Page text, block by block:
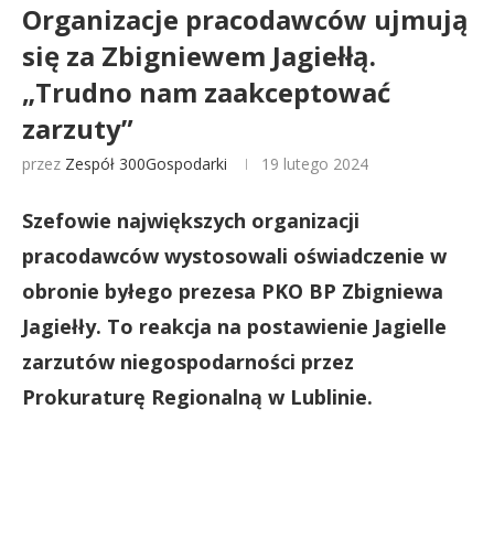
Organizacje pracodawców ujmują
się za Zbigniewem Jagiełłą.
„Trudno nam zaakceptować
zarzuty”
przez Zespół 300Gospodarki 19 lutego 2024
Szefowie największych organizacji
pracodawców wystosowali oświadczenie w
obronie byłego prezesa PKO BP Zbigniewa
Jagiełły. To reakcja na postawienie Jagielle
zarzutów niegospodarności przez
Prokuraturę Regionalną w Lublinie.